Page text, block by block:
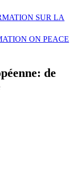
SUR LA
ON PEACE
de